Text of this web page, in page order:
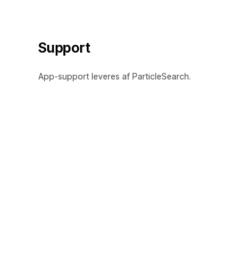
Support
App-support leveres af ParticleSearch.